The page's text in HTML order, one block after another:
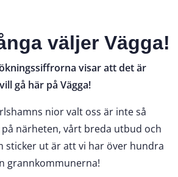
väljer Vägga!
visar att det är
gå här på Vägga!
nior valt oss är inte så
närheten, vårt breda utbud och
sticker ut är att vi har över hundra
grannkommunerna!